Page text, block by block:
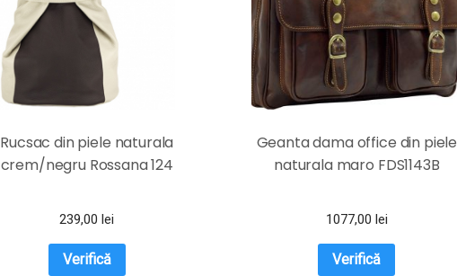
Rucsac din piele naturala
crem/negru Rossana 124
239,00lei
Verifică
Geanta dama office din piele
naturala maro FDS1143B
1077,00 lei
Verifică